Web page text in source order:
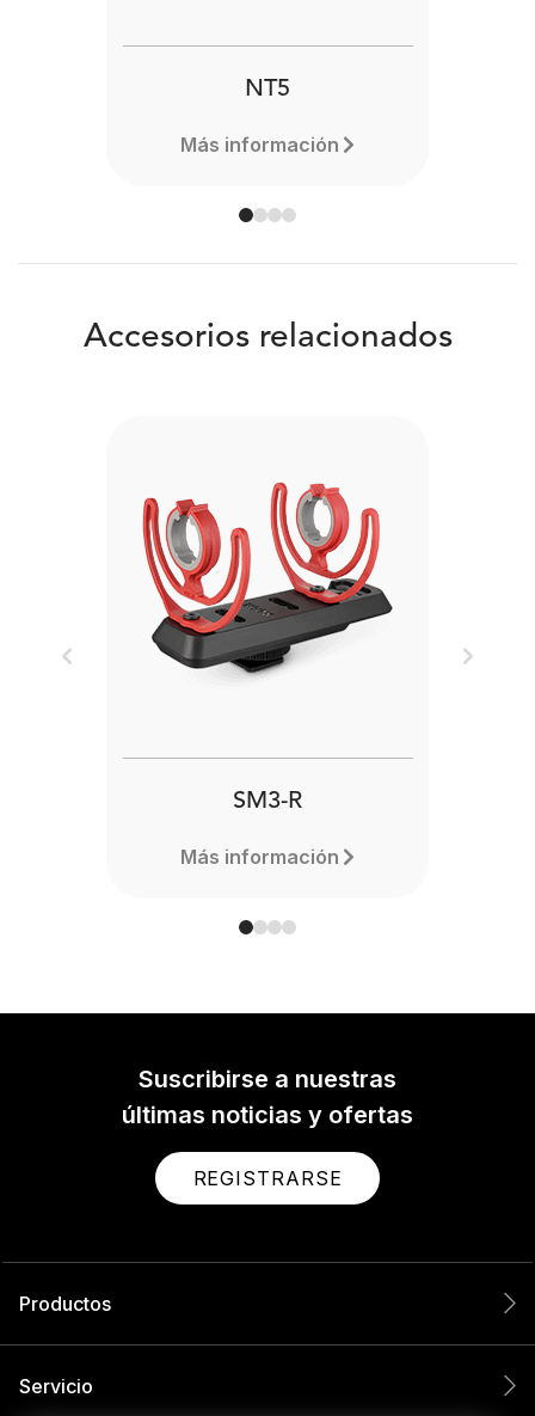
NT5
Más información
Accesorios relacionados
SM3-R
Más información
Previous Next
Suscribirse a nuestras
últimas noticias y ofertas
REGISTRARSE
Productos
Servicio